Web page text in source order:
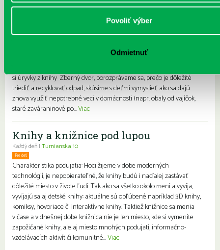
Povoliť výber
Odmietnuť
Zberný dvor
Charakteristika: Podujatie inšpirované knihou Branislava Jobusa.
Príbeh začína v momente, keď smeti vyhodíme do koša. Z príbehu sa
dozvieme, čo sa deje so smeťami na smetisku, ako funguje recyklácia
si úryvky z knihy Zberný dvor, porozprávame sa, prečo je dôležité
triediť a recyklovať odpad, skúsime s deťmi vymyslieť ako sa dajú
znova využiť nepotrebné veci v domácnosti (napr. obaly od vajíčok,
staré zaváraninové po...Viac
Knihy a knižnice pod lupou
Každý deň | Turnianska 10
Pre deti
Charakteristika podujatia: Hoci žijeme v dobe moderných
technológií, je nepopierateľné, že knihy budú i naďalej zastávať
dôležité miesto v živote ľudí. Tak ako sa všetko okolo mení a vyvíja,
vyvíjajú sa aj detské knihy: aktuálne sú obľúbené napríklad 3D knihy,
komiksy, hovoriace či interaktívne knihy. Taktiež knižnice sa menia
v čase a v dnešnej dobe knižnica nie je len miesto, kde si vymeníte
zapožičané knihy, ale aj miesto mnohých podujatí, informačno-
vzdelávacích aktivít či komunitné...Viac